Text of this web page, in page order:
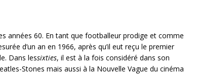
années 60. En tant que footballeur prodige et comme
d’un an en 1966, après qu’il eut reçu le premier
Dans lessixties, il est à la fois considéré dans son
Stones mais aussi à la Nouvelle Vague du cinéma